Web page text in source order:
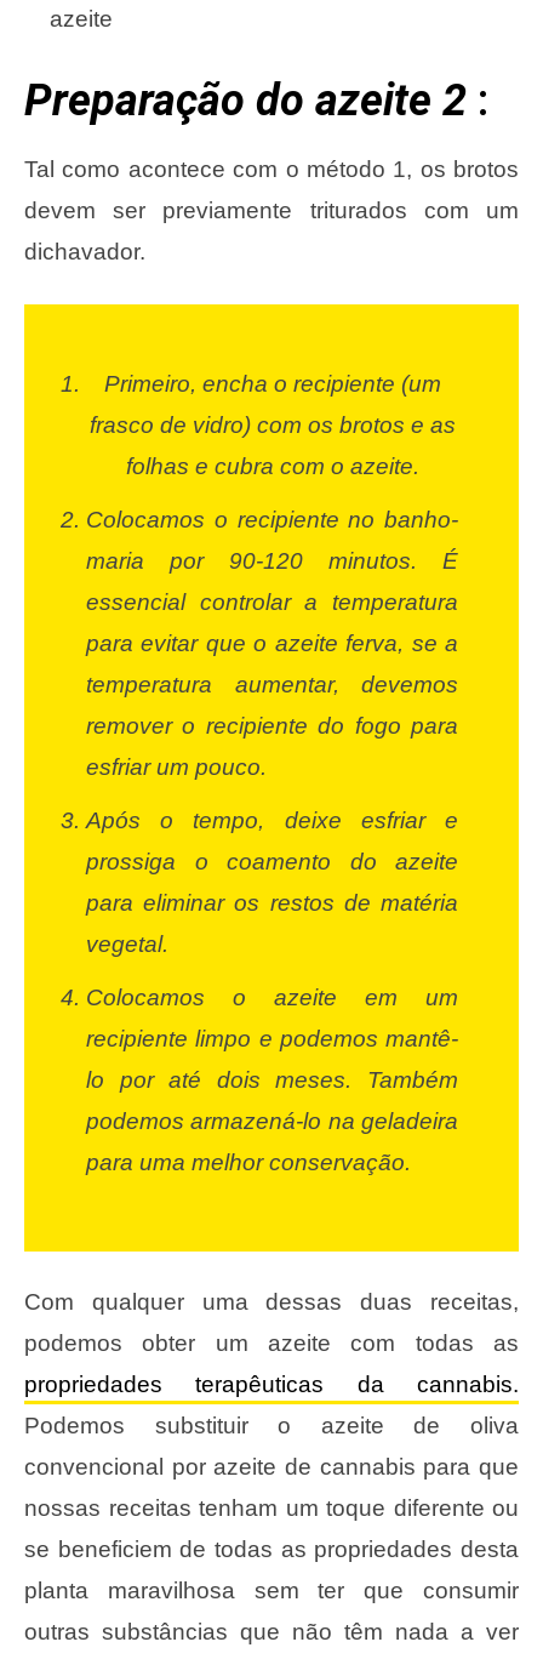
azeite
Preparação do azeite 2 :
Tal como acontece com o método 1, os brotos
devem ser previamente triturados com um
dichavador.
Primeiro, encha o recipiente (um
frasco de vidro) com os brotos e as
folhas e cubra com o azeite.
Colocamos o recipiente no banho-
maria por 90-120 minutos. É
essencial controlar a temperatura
para evitar que o azeite ferva, se a
temperatura aumentar, devemos
remover o recipiente do fogo para
esfriar um pouco.
Após o tempo, deixe esfriar e
prossiga o coamento do azeite
para eliminar os restos de matéria
vegetal.
Colocamos o azeite em um
recipiente limpo e podemos mantê-
lo por até dois meses. Também
podemos armazená-lo na geladeira
para uma melhor conservação.
Com qualquer uma dessas duas receitas,
podemos obter um azeite com todas as
propriedades terapêuticas da cannabis.
Podemos substituir o azeite de oliva
convencional por azeite de cannabis para que
nossas receitas tenham um toque diferente ou
se beneficiem de todas as propriedades desta
planta maravilhosa sem ter que consumir
outras substâncias que não têm nada a ver